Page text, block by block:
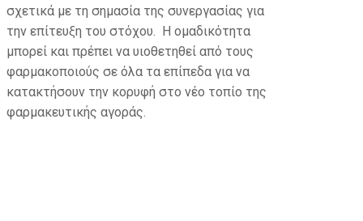
σχετικά με τη σημασία της συνεργασίας για
την επίτευξη του στόχου. Η ομαδικότητα
μπορεί και πρέπει να υιοθετηθεί από τους
φαρμακοποιούς σε όλα τα επίπεδα για να
κατακτήσουν την κορυφή στο νέο τοπίο της
φαρμακευτικής αγοράς.